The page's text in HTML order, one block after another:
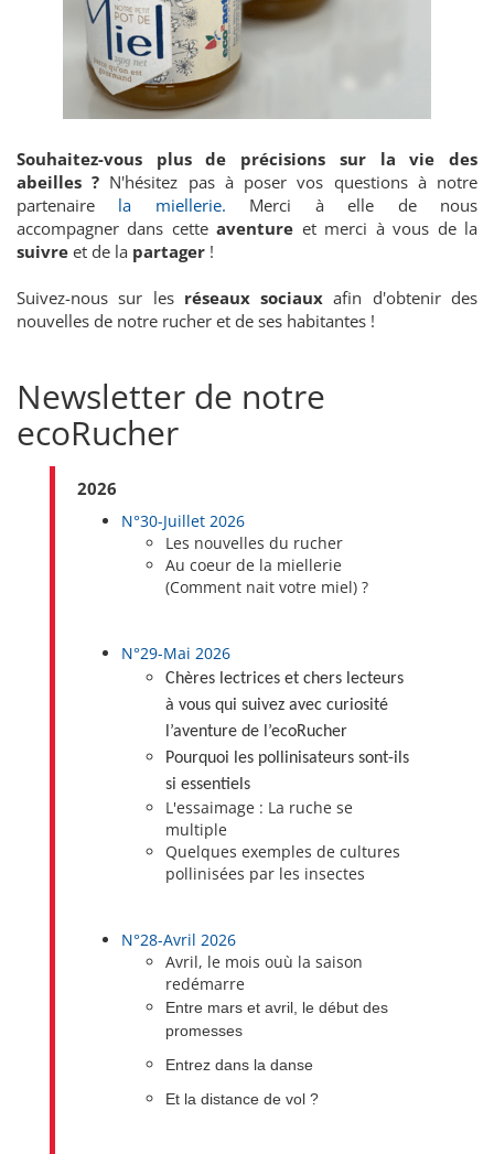
Souhaitez-vous plus de précisions sur la vie des
abeilles ? N'hésitez pas à poser vos questions à notre
partenaire la miellerie. Merci à elle de nous
accompagner dans cetteaventure et merci à vous de la
suivre et de la partager !
Suivez-nous sur lesréseaux sociaux afin d'obtenir des
nouvelles de notre rucher et de ses habitantes !
Newsletter de notre
ecoRucher
2026
N°30-Juillet 2026
Les nouvelles du rucher
Au coeur de la miellerie
(Comment nait votre miel) ?
N°29-Mai 2026
Chères lectrices et chers lecteurs
à vous qui suivez avec curiosité
l’aventure de l’ecoRucher
Pourquoi les pollinisateurs sont-ils
si essentiels
L'essaimage : La ruche se
multiple
Quelques exemples de cultures
pollinisées par les insectes
N°28-Avril 2026
Avril, le mois ouù la saison
redémarre
Entre mars et avril, le début des
promesses
Entrez dans la danse
Et la distance de vol ?